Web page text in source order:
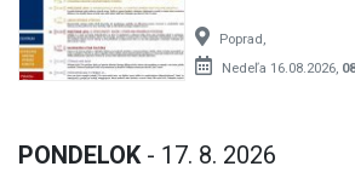
Poprad,
Nedeľa 16.08.2026,
PONDELOK- 17. 8. 2026